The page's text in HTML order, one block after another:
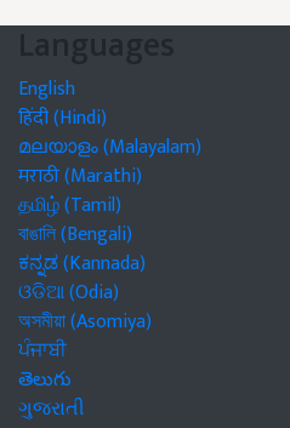
Languages
English
हिंदी (Hindi)
മലയാളം (Malayalam)
मराठी (Marathi)
தமிழ் (Tamil)
বাঙালি (Bengali)
ಕನ್ನಡ (Kannada)
ଓଡିଆ (Odia)
অসমীয়া (Asomiya)
ਪੰਜਾਬੀ
తెలుగు
ગુજરાતી